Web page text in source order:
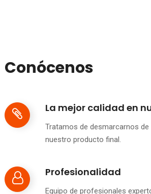
Conócenos
La mejor calidad en
Tratamos de desmarcarnos
nuestro producto final.
Profesionalidad
Equipo de profesionales